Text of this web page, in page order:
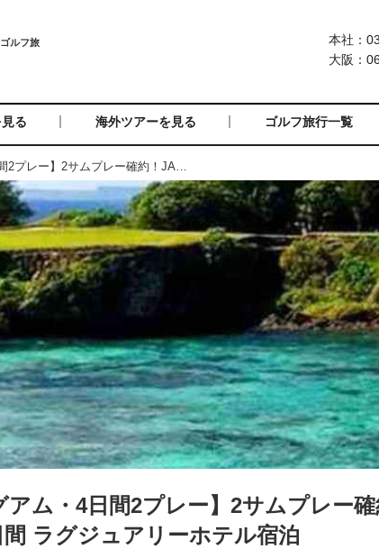
る 海外ツアーを見る ゴルフ旅行一覧
本社：
大阪：
=受付終了=【グアム・4日間2プレー】2サムプレー確約！JALで行く グアム4日間 ラグジュアリーホテル宿泊
アム・4日間2プレー】2サムプレー
ラグジュアリーホテル宿泊